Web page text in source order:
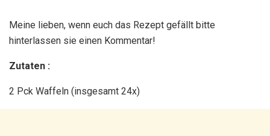
Meine lieben, wenn euch das Rezept gefällt bitte
hinterlassen sie einen Kommentar!
Zutaten :
2 Pck Waffeln (insgesamt 24x)